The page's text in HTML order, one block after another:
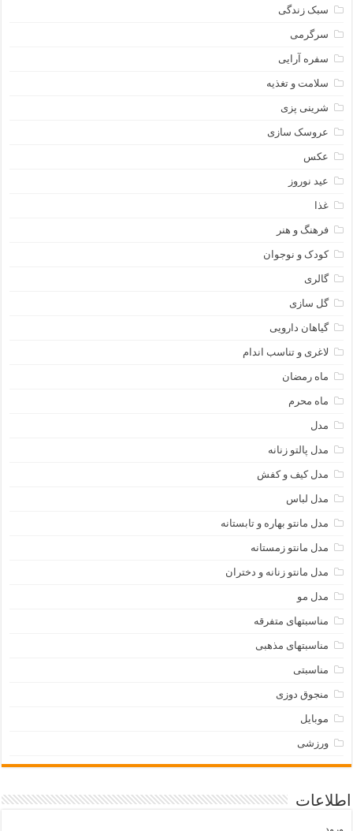
سبک زندگی
سرگرمی
سفره آرایی
سلامت و تغذیه
شرینی پزی
عروسک سازی
عکس
عید نوروز
غذا
فرهنگ و هنر
کودک و نوجوان
گالری
گل سازی
گیاهان دارویی
لاغری و تناسب اندام
ماه رمضان
ماه محرم
مدل
مدل پالتو زنانه
مدل کیف و کفش
مدل لباس
مدل مانتو بهاره و تابستانه
مدل مانتو زمستانه
مدل مانتو زنانه و دختران
مدل مو
مناسبتهای متفرقه
مناسبتهای مذهبی
مناسبتی
منجوق دوزی
موبایل
ورزشی
اطلاعات